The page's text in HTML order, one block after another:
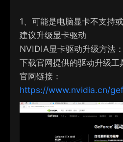
1、 可能是电脑显卡不支持
建议升级显卡驱动
NVIDIA显卡驱动升级方法
下载官网提供的驱动升级工
官网链接：
https://www.nvidia.cn/